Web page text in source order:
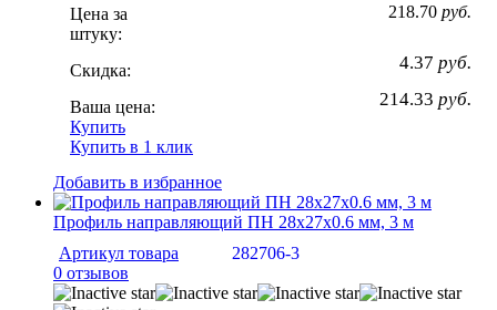
Цена за
штуку:
218.70 руб.
Скидка: 4.37 руб.
Ваша цена: 214.33 руб.
Купить
Купить в 1 клик
Добавить в избранное
Профиль направляющий ПН 28х27х0.6 мм, 3 м
Артикул товара
282706-3
0 отзывов